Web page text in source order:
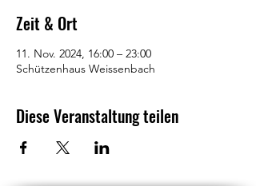
Zeit & Ort
11. Nov. 2024, 16:00 – 23:00
Schützenhaus Weissenbach
Diese Veranstaltung teilen